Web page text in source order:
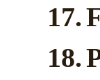
17.
18.